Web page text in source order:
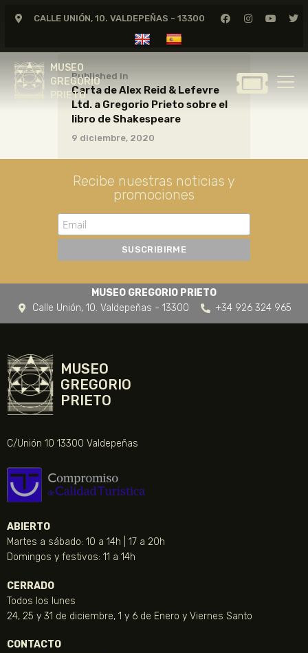
CALLE UNIÓN, 10. VALDEPEÑAS - 13300
MUSEO
GREGORIO
PRIETO
MUSEO
GREGORIO
GREGORIO PRIETO
MUSEO
ARCHIVO
CERTAMEN DE DIBUJO
FUNDACIÓN
TIENDA
NOTICIAS
Published in
Carta de Alex Reid & Lefevre
Ltd. a Gregorio Prieto sobre el
libro de Shakespeare
9 diciembre, 2020
Recibe nuestras noticias y
promociones
MUSEO GREGORIO PRIETO
Calle Unión, 10. Valdepeñas - 13300
+34 926 324 965
MUSEO
GREGORIO
PRIETO
C/Unión 10 13300 Valdepeñas
ABIERTO
Martes a sábado: 10 a 14h | 17 a 20h
Domingos y festivos: 11 a 14h
CERRADO
Todos los lunes
24, 25 y 31 de diciembre, 1 y 6 de Enero y Viernes Santo
CONTACTO